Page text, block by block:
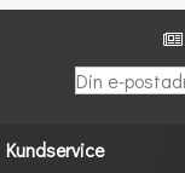
Kundservice